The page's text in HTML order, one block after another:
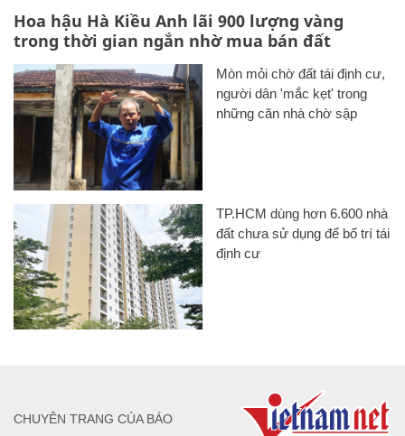
Hoa hậu Hà Kiều Anh lãi 900 lượng vàng
trong thời gian ngắn nhờ mua bán đất
Mòn mỏi chờ đất tái định cư,
người dân 'mắc kẹt' trong
những căn nhà chờ sập
TP.HCM dùng hơn 6.600 nhà
đất chưa sử dụng để bố trí tái
định cư
CHUYÊN TRANG CỦA BÁO